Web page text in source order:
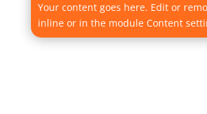
Your content goes here. Edit or
inline or in the module Content